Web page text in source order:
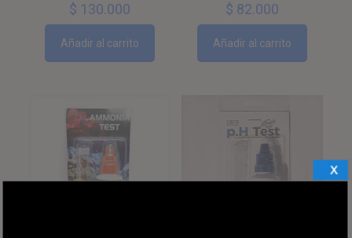
$ 130.000
Añadir al carrito
$ 82.000
Añadir al carrito
X